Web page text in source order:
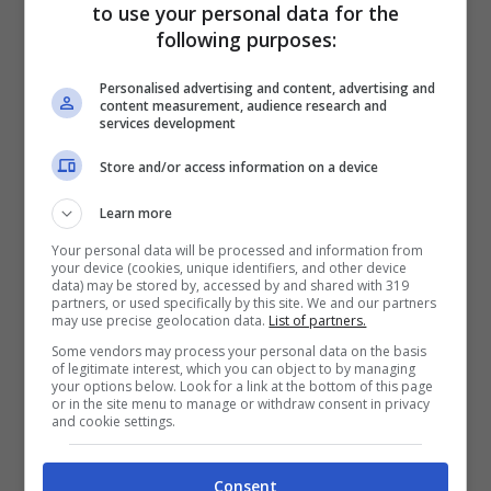
L’indignazione social ha portato Prada ad
annunciare l’interruzione della
collaborazione con l’attrice. Non solo,
molti utenti sui social hanno chiesto la sua
espulsione dal mondo dello spettacolo,
definendola una madre crudele.
Le dichiarazioni dell’attrice
cinese
Tuttavia, Zheng Shuang, in un comunicato
to use your personal data for the
following purposes:
Personalised advertising and content, advertising and
content measurement, audience research and
services development
Store and/or access information on a device
Learn more
Your personal data will be processed and information from
your device (cookies, unique identifiers, and other device
data) may be stored by, accessed by and shared with 319
partners, or used specifically by this site. We and our partners
may use precise geolocation data. List of partners.
Some vendors may process your personal data on the basis
of legitimate interest, which you can object to by managing
your options below. Look for a link at the bottom of this page
or in the site menu to manage or withdraw consent in privacy
and cookie settings.
Consent